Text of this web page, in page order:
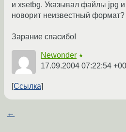
и xsetbg. Указывал файлы jpg и
новорит неизвестный формат?
Зарание спасибо!
Newonder ★
17.09.2004 07:22:54
Ссылка
←